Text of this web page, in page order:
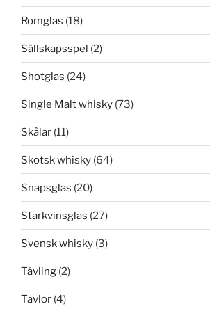
Romglas (18)
Sällskapsspel (2)
Shotglas (24)
Single Malt whisky (73)
Skålar (11)
Skotsk whisky (64)
Snapsglas (20)
Starkvinsglas (27)
Svensk whisky (3)
Tävling (2)
Tavlor (4)